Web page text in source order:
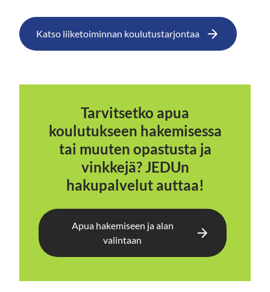
Katso liiketoiminnan koulutustarjontaa
Tarvitsetko apua
koulutukseen hakemisessa
tai muuten opastusta ja
vinkkejä? JEDUn
hakupalvelut auttaa!
Apua hakemiseen ja alan
valintaan